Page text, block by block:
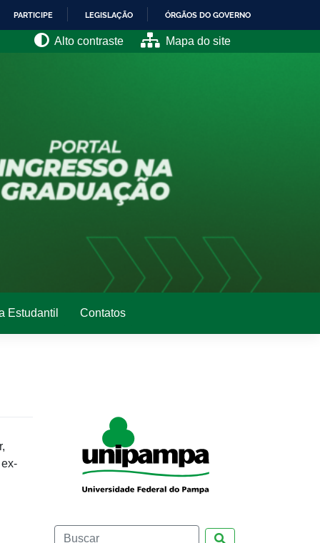
PARTICIPE LEGISLAÇÃO ÓRGÃOS DO GOVERNO
Alto contraste Mapa do site
Estudantil Contatos